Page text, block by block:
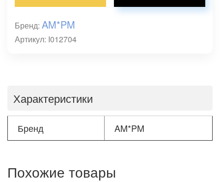
Бренд: AM*PM
Артикул: I012704
Характеристики
Бренд AM*PM
Похожие товары